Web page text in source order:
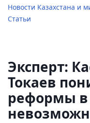
Новости Казахстана и
Статьи
Эксперт:
Токаев
реформы в